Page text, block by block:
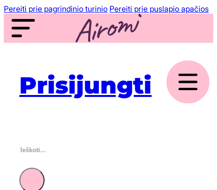
Pereiti prie pagrindinio turinio Pereiti prie puslapio apačios
Prisijungti
Ieškoti